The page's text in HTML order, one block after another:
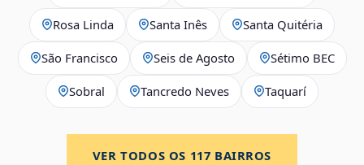
Rosa Linda Santa Inês Santa Quitéria
São Francisco Seis de Agosto Sétimo BEC
Sobral Tancredo Neves Taquarí
VER TODOS OS 117 BAIRROS